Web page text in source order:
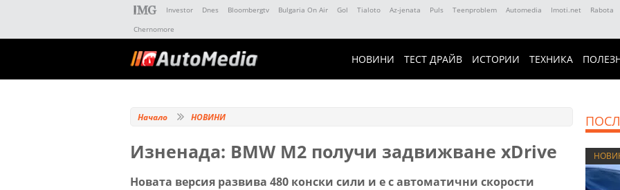
Investor Dnes Bloombergtv Bulgaria On Air Gol Tialoto Az-jenata Puls Teenproblem Automedia Imoti.net Rabota
Chernomore
НОВИНИ ТЕСТ ДРАЙВ ИСТОРИИ ТЕХНИКА
Начало НОВИНИ
Изненада: BMW M2 получи задвижване xDrive
Новата версия развива 480 конски сили и е с автоматични скорости